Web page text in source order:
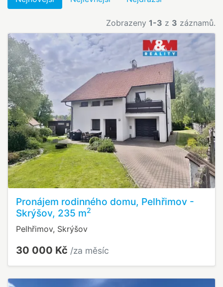
Zobrazeny 1-3 z 3 záznamů.
Pronájem rodinného domu, Pelhřimov -
Skrýšov, 235 m2
Pelhřimov, Skrýšov
30 000 Kč /za měsíc